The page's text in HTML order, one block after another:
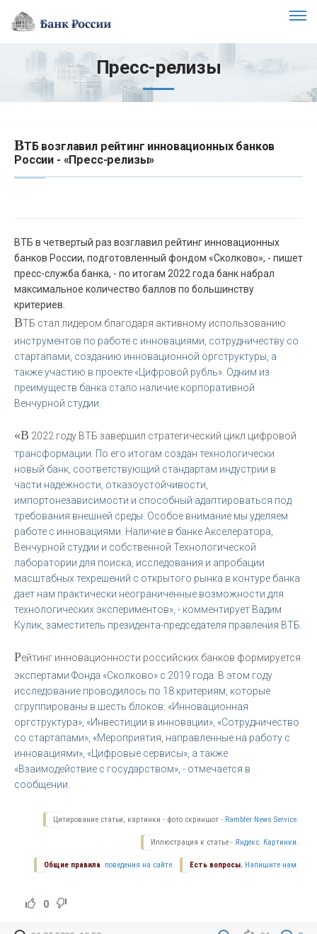
Пресс-релизы
ВТБ возглавил рейтинг инновационных банков
России - «Пресс-релизы»
ВТБ в четвертый раз возглавил рейтинг инновационных
банков России, подготовленный фондом «Сколково», - пишет
пресс-служба банка, - по итогам 2022 года банк набрал
максимальное количество баллов по большинству
критериев.
ВТБ стал лидером благодаря активному использованию
инструментов по работе с инновациями, сотрудничеству со
стартапами, созданию инновационной оргструктуры, а
также участию в проекте «Цифровой рубль». Одним из
преимуществ банка стало наличие корпоративной
Венчурной студии.
«В 2022 году ВТБ завершил стратегический цикл цифровой
трансформации. По его итогам создан технологически
новый банк, соответствующий стандартам индустрии в
части надежности, отказоустойчивости,
импортонезависимости и способный адаптироваться под
требования внешней среды. Особое внимание мы уделяем
работе с инновациями. Наличие в банке Акселератора,
Венчурной студии и собственной Технологической
лаборатории для поиска, исследования и апробации
масштабных техрешений с открытого рынка в контуре банка
дает нам практически неограниченные возможности для
технологических экспериментов», - комментирует Вадим
Кулик, заместитель президента-председателя правления ВТБ.
Рейтинг инновационности российских банков формируется
экспертами Фонда «Сколково» с 2019 года. В этом году
исследование проводилось по 18 критериям, которые
сгруппированы в шесть блоков: «Инновационная
оргструктура», «Инвестиции в инновации», «Сотрудничество
со стартапами», «Мероприятия, направленные на работу с
инновациями», «Цифровые сервисы», а также
«Взаимодействие с государством», - отмечается в
сообщении.
Цитирование статьи, картинки - фото скриншот - Rambler News Service.
Иллюстрация к статье - Яндекс. Картинки.
Есть вопросы. Напишите нам.
Общие правила поведения на сайте.
0